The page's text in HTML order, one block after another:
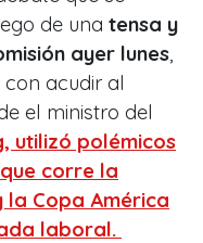
de una tensa y
ayer lunes,
acudir al
el ministro del
utilizó polémicos
corre la
Copa América
laboral.